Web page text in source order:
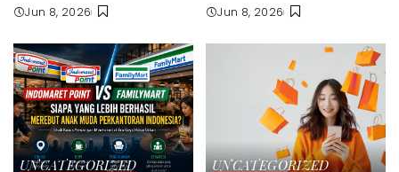
Jun 8, 2026 Jun 8, 2026
UNCATEGORIZED
UNCATEGORIZED